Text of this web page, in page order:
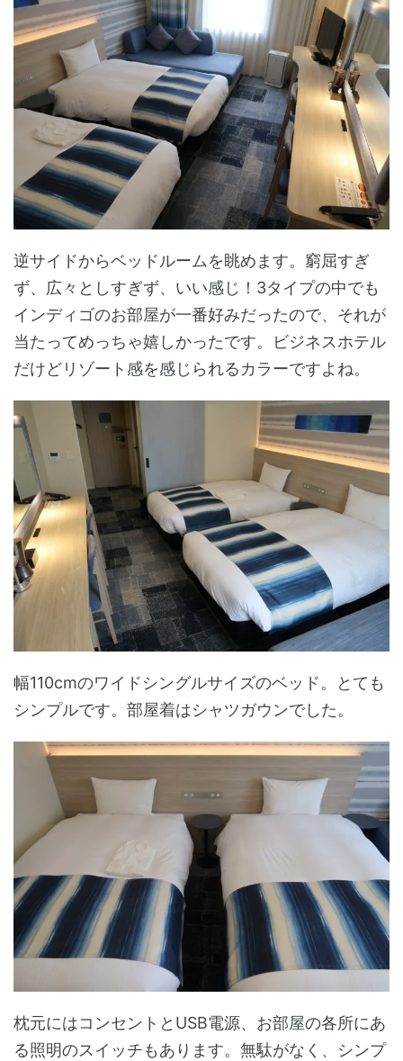
逆サイドからベッドルームを眺めます。窮屈すぎ
ず、広々としすぎず、いい感じ！3タイプの中でも
インディゴのお部屋が一番好みだったので、それが
当たってめっちゃ嬉しかったです。ビジネスホテル
だけどリゾート感を感じられるカラーですよね。
幅110cmのワイドシングルサイズのベッド。とても
シンプルです。部屋着はシャツガウンでした。
枕元にはコンセントとUSB電源、お部屋の各所にあ
る照明のスイッチもあります。無駄がなく、シンプ